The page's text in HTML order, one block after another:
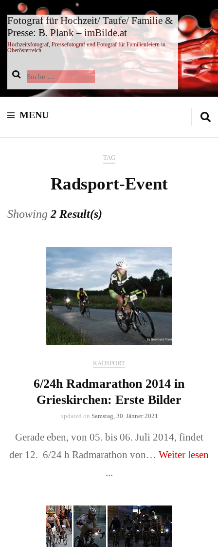
Fotograf für Hochzeit/ Taufe/ Familie &
Presse: B. Plank – imBilde.at
Hochzeitsfotograf, Pressefotograf und Fotograf für Familienfeiern in
Oberösterreich
Suche
nach:
MENU
TAG
Radsport-Event
Showing2 Result(s)
RADSPORT
6/24h Radmarathon 2014 in
Grieskirchen: Erste Bilder
updated on Samstag, 30. Jänner 2021
Gerade eben, von 05. bis 06. Juli 2014, findet
der 12. 6/24 h Radmarathon von… Weiter lesen
...